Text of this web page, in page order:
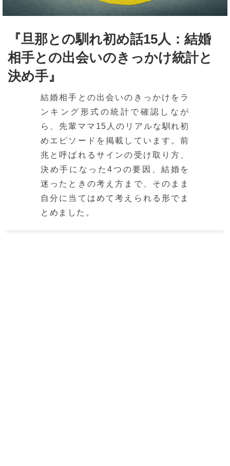
『旦那との馴れ初め話15人：結婚
相手との出会いのきっかけ統計と
決め手』
結婚相手との出会いのきっかけをラ
ンキング形式の統計で確認しなが
ら、先輩ママ15人のリアルな馴れ初
めエピソードを掲載しています。前
兆と呼ばれるサインの受け取り方、
決め手になった4つの要因、結婚を
迷ったときの考え方まで、そのまま
自分に当てはめて考えられる形でま
とめました。